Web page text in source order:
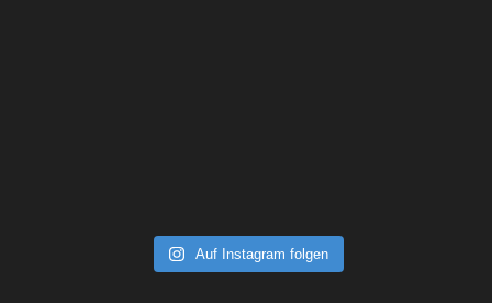
Auf Instagram folgen